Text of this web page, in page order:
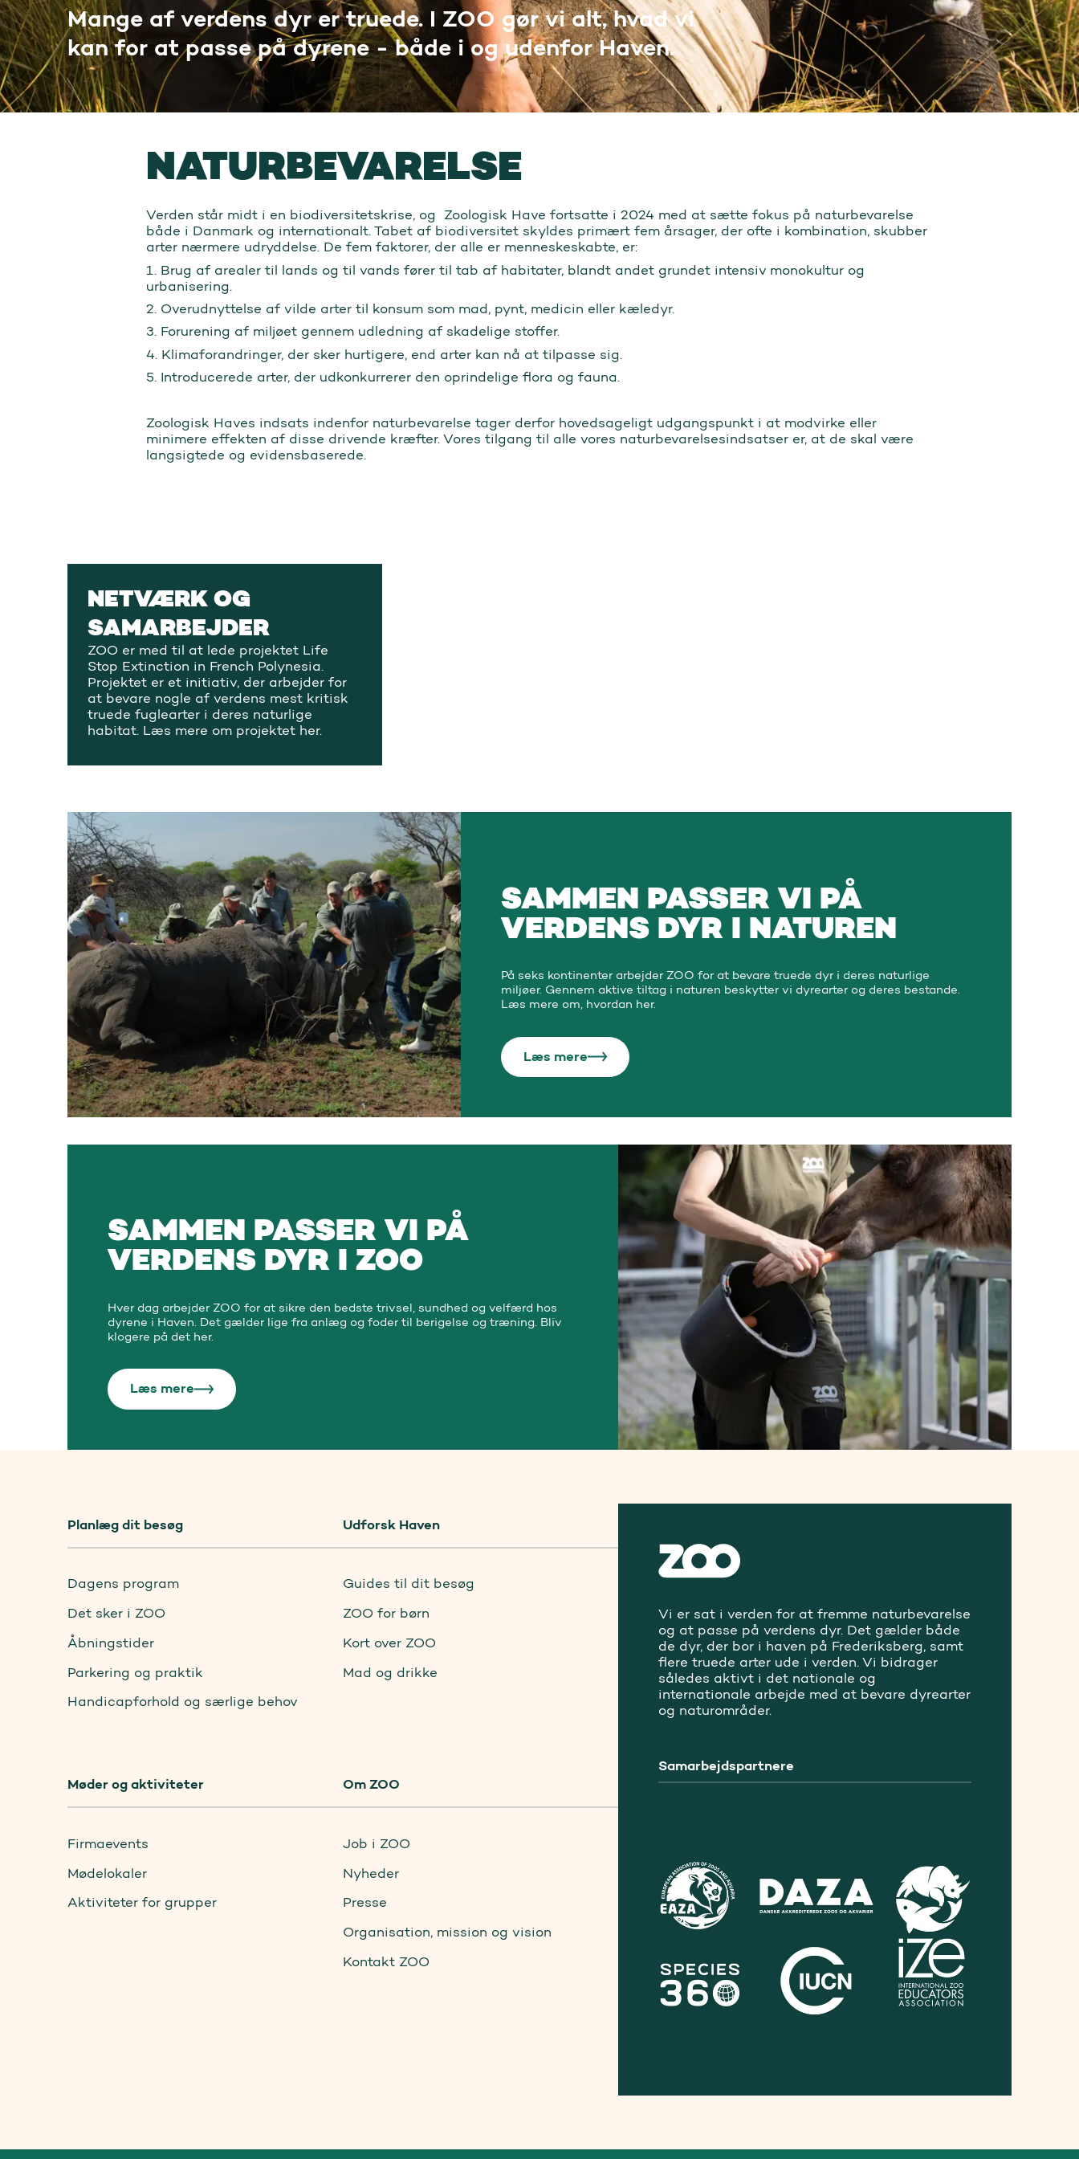
Mange af verdens dyr er truede. I ZOO gør vi alt, hvad vi
kan for at passe på dyrene - både i og udenfor Haven.
NATURBEVARELSE
Verden står midt i en biodiversitetskrise, og Zoologisk Have fortsatte i 2024 med at sætte fokus på naturbevarelse
både i Danmark og internationalt. Tabet af biodiversitet skyldes primært fem årsager, der ofte i kombination, skubber
arter nærmere udryddelse. De fem faktorer, der alle er menneskeskabte, er:
1. Brug af arealer til lands og til vands fører til tab af habitater, blandt andet grundet intensiv monokultur og
urbanisering.
2. Overudnyttelse af vilde arter til konsum som mad, pynt, medicin eller kæledyr.
3. Forurening af miljøet gennem udledning af skadelige stoffer.
4. Klimaforandringer, der sker hurtigere, end arter kan nå at tilpasse sig.
5. Introducerede arter, der udkonkurrerer den oprindelige flora og fauna.
Zoologisk Haves indsats indenfor naturbevarelse tager derfor hovedsageligt udgangspunkt i at modvirke eller
minimere effekten af disse drivende kræfter. Vores tilgang til alle vores naturbevarelsesindsatser er, at de skal være
langsigtede og evidensbaserede.
NETVÆRK OG
SAMARBEJDER
ZOO er med til at lede projektet Life
Stop Extinction in French Polynesia.
Projektet er et initiativ, der arbejder for
at bevare nogle af verdens mest kritisk
truede fuglearter i deres naturlige
habitat. Læs mere om projektet her.
SAMMEN PASSER VI PÅ
VERDENS DYR I NATUREN
På seks kontinenter arbejder ZOO for at bevare truede dyr i deres naturlige
miljøer. Gennem aktive tiltag i naturen beskytter vi dyrearter og deres bestande.
Læs mere om, hvordan her.
Læs mere
SAMMEN PASSER VI PÅ
VERDENS DYR I ZOO
Hver dag arbejder ZOO for at sikre den bedste trivsel, sundhed og velfærd hos
dyrene i Haven. Det gælder lige fra anlæg og foder til berigelse og træning. Bliv
klogere på det her.
Læs mere
Planlæg dit besøg
Dagens program
Det sker i ZOO
Åbningstider
Parkering og praktik
Handicapforhold og særlige behov
Udforsk Haven
Guides til dit besøg
ZOO for børn
Kort over ZOO
Mad og drikke
Møder og aktiviteter
Firmaevents
Mødelokaler
Aktiviteter for grupper
Om ZOO
Job i ZOO
Nyheder
Presse
Organisation, mission og vision
Kontakt ZOO
Vi er sat i verden for at fremme naturbevarelse
og at passe på verdens dyr. Det gælder både
de dyr, der bor i haven på Frederiksberg, samt
flere truede arter ude i verden. Vi bidrager
således aktivt i det nationale og
internationale arbejde med at bevare dyrearter
og naturområder.
Samarbejdspartnere